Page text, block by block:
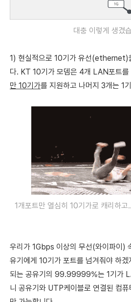
대충 이렇게 생겼
1) 현실적으로 10기가 유선(ethernet)
다. KT 10기가 모뎀은 4개 LAN포트를
만 10기가를 지원하고 나머지 3개는 1
1개포트만 열심히 10기가로 캐리하
우리가 1Gbps 이상의 무선(와이파이)
유기에게 10기가 포트를 넘겨줘야 하
되는 공유기의 99.99999%는 1기가
니 공유기와 UTP케이블로 연결된 컴